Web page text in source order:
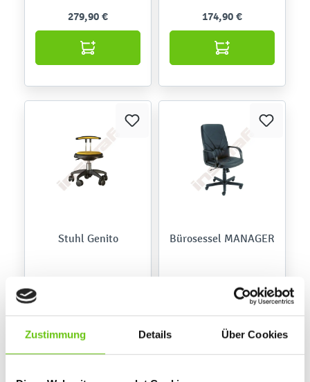
Zustimmung Details Über Cookies
279,90 € 174,90 €
Stuhl Genito Bürosessel MANAGER